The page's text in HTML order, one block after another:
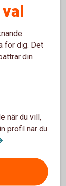
om du
på ett ställe.
och
för dig. Det
din
när du vill,
profil när du